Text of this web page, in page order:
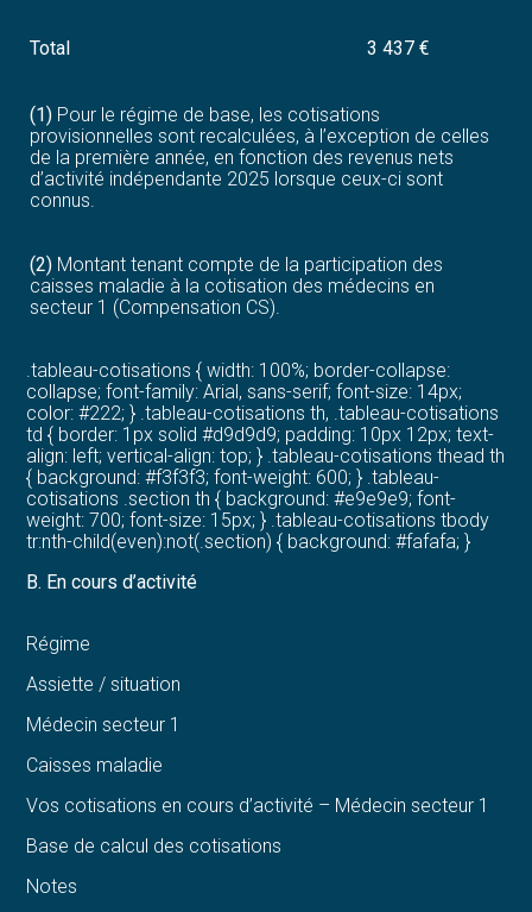
Total 3 437 €
(1) Pour le régime de base, les cotisations
provisionnelles sont recalculées, à l’exception de celles
de la première année, en fonction des revenus nets
d’activité indépendante 2025 lorsque ceux-ci sont
connus.
(2) Montant tenant compte de la participation des
caisses maladie à la cotisation des médecins en
secteur 1 (Compensation CS).
.tableau-cotisations { width: 100%; border-collapse:
collapse; font-family: Arial, sans-serif; font-size: 14px;
color: #222; } .tableau-cotisations th, .tableau-cotisations
td { border: 1px solid #d9d9d9; padding: 10px 12px; text-
align: left; vertical-align: top; } .tableau-cotisations thead th
{ background: #f3f3f3; font-weight: 600; } .tableau-
cotisations .section th { background: #e9e9e9; font-
weight: 700; font-size: 15px; } .tableau-cotisations tbody
tr:nth-child(even):not(.section) { background: #fafafa; }
B. En cours d’activité
Régime
Assiette / situation
Médecin secteur 1
Caisses maladie
Vos cotisations en cours d’activité – Médecin secteur 1
Base de calcul des cotisations
Notes